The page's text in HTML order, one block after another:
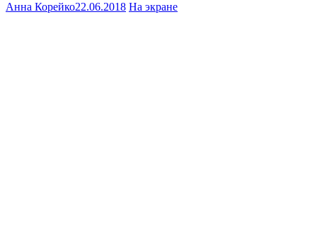
Анна Корейко22.06.2018 На экране